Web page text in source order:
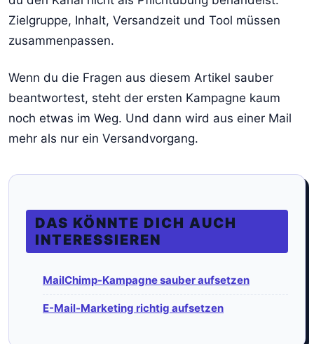
Zielgruppe, Inhalt, Versandzeit und Tool müssen
zusammenpassen.
Wenn du die Fragen aus diesem Artikel sauber
beantwortest, steht der ersten Kampagne kaum
noch etwas im Weg. Und dann wird aus einer Mail
mehr als nur ein Versandvorgang.
DAS KÖNNTE DICH AUCH
INTERESSIEREN
MailChimp-Kampagne sauber aufsetzen
E-Mail-Marketing richtig aufsetzen